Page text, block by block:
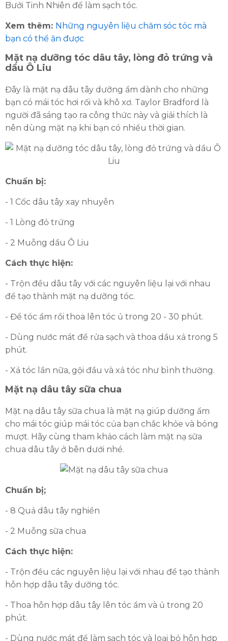
Bưởi Tinh Nhiên để làm sạch tóc.
Xem thêm: Những nguyên liệu chăm sóc tóc mà
bạn có thể ăn được
Mặt nạ dưỡng tóc dâu tây, lòng đỏ trứng và
dầu Ô Liu
Đây là mặt nạ dâu tây dưỡng ẩm dành cho những
bạn có mái tóc hơi rối và khô xơ. Taylor Bradford là
người đã sáng tạo ra công thức này và giải thích là
nên dùng mặt nạ khi bạn có nhiều thời gian.
Chuẩn bị:
- 1 Cốc dâu tây xay nhuyễn
- 1 Lòng đỏ trứng
- 2 Muỗng dầu Ô Liu
Cách thực hiện:
- Trộn đều dâu tây với các nguyên liệu lại với nhau
để tạo thành mặt nạ dưỡng tóc.
- Để tóc ẩm rồi thoa lên tóc ủ trong 20 - 30 phút.
- Dùng nước mát để rửa sạch và thoa dầu xả trong 5
phút.
- Xả tóc lần nữa, gội đầu và xả tóc như bình thường.
Mặt nạ dâu tây sữa chua
Mặt nạ dâu tây sữa chua là mặt nạ giúp dưỡng ẩm
cho mái tóc giúp mái tóc của bạn chắc khỏe và bóng
mượt. Hãy cùng tham khảo cách làm mặt nạ sữa
chua dâu tây ở bên dưới nhé.
Chuẩn bị;
- 8 Quả dâu tây nghiền
- 2 Muỗng sữa chua
Cách thực hiện:
- Trộn đều các nguyên liệu lại với nhau để tạo thành
hỗn hợp dâu tây dưỡng tóc.
- Thoa hỗn hợp dâu tây lên tóc ẩm và ủ trong 20
phút.
- Dùng nước mát để làm sạch tóc và loại bỏ hỗn hợp